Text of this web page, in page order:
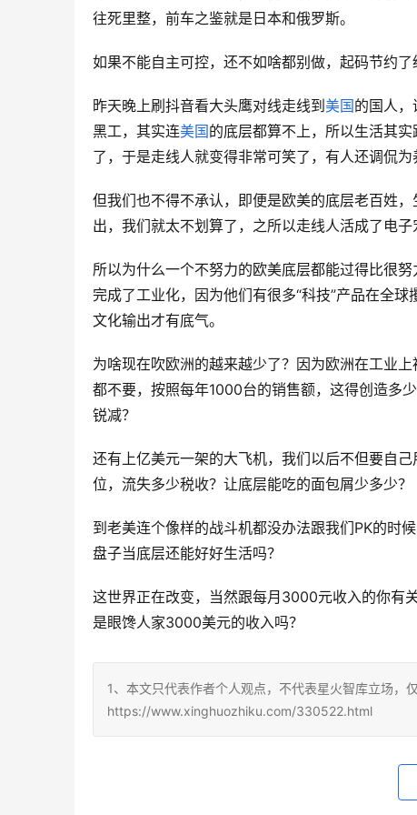
往死里整，前车之鉴就是日本和俄罗斯。
如果不能自主可控，还不如啥都别做，起码节约了
昨天晚上刷抖音看大头鹰对线走线到 美国的国人
黑工，其实连美国的底层都算不上，所以生活其
了，于是走线人就变得非常可笑了，有人还调侃为
但我们也不得不承认，即便是欧美的底层老百姓
出，我们就太不划算了，之所以走线人活成了电子
所以为什么一个不努力的欧美底层都能过得比很
完成了工业化，因为他们有很多“科技”产品在全
文化输出才有底气。
为啥现在吹欧洲的越来越少了？因为欧洲在工业
都不要，按照每年1000台的销售额，这得创造多
锐减？
还有上亿美元一架的大飞机，我们以后不但要自
位，流失多少税收？让底层能吃的面包屑少多少？
到老美连个像样的战斗机都没办法跟我们PK的时
盘子当底层还能好好生活吗？
这世界正在改变，当然跟每月3000元收入的你有
是眼馋人家3000美元的收入吗？
1、本文只代表作者个人观点，不代表星火智库立场，
https://www.xinghuozhiku.com/330522.html